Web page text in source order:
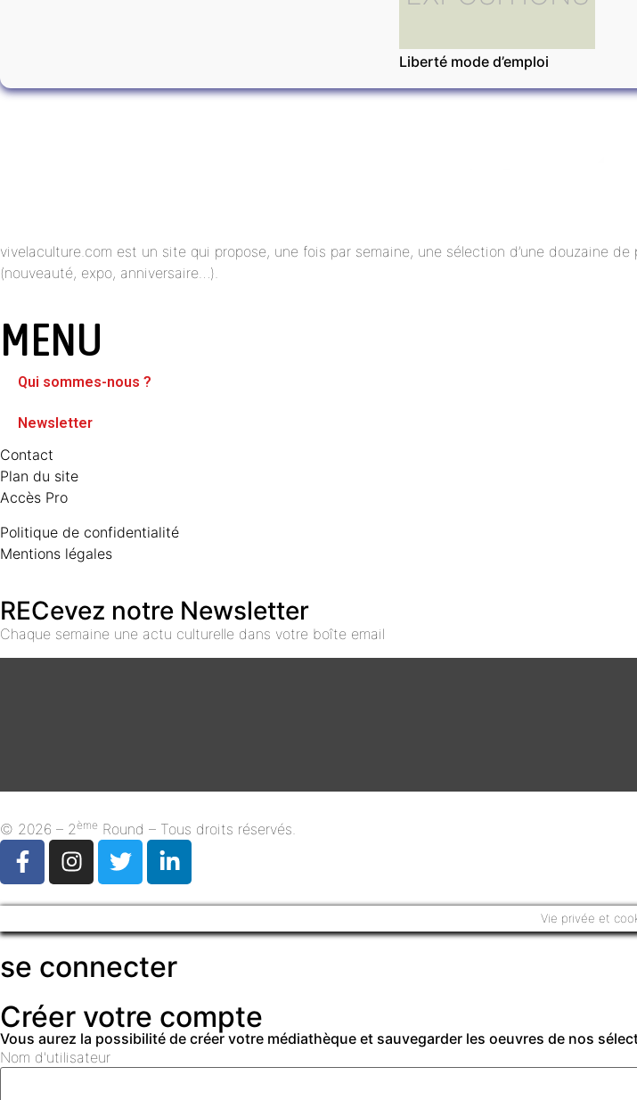
Liberté mode d’emploi
vivelaculture.com est un site qui propose, une fois par semaine, une sélection d’une douzaine
(nouveauté, expo, anniversaire…).
MENU
Qui sommes-nous ?
Newsletter
Contact
Plan du site
Accès Pro
Politique de confidentialité
Mentions légales
RECevez notre Newsletter
Chaque semaine une actu culturelle dans votre boîte email
© 2026 – 2ème Round – Tous droits réservés.
Vie privée et
se connecter
Créer votre compte
Vous aurez la possibilité de créer votre médiathèque et sauvegarder les oeuvres de nos
Nom d'utilisateur